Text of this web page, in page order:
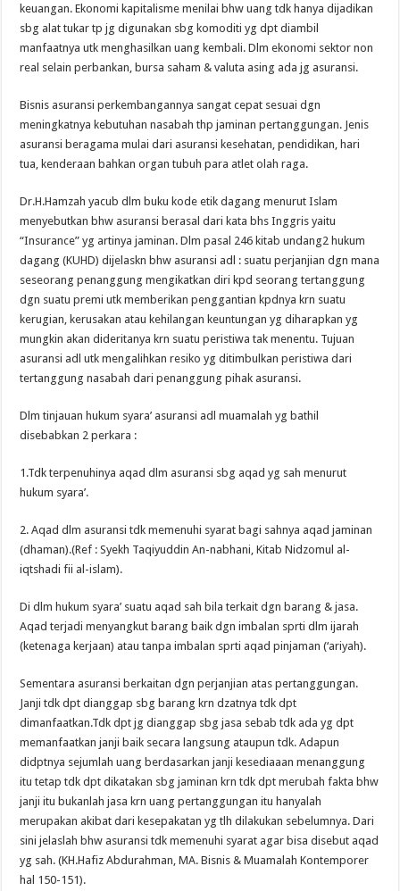
keuangan. Ekonomi kapitalisme menilai bhw uang tdk hanya dijadikan
sbg alat tukar tp jg digunakan sbg komoditi yg dpt diambil
manfaatnya utk menghasilkan uang kembali. Dlm ekonomi sektor non
real selain perbankan, bursa saham & valuta asing ada jg asuransi.
Bisnis asuransi perkembangannya sangat cepat sesuai dgn
meningkatnya kebutuhan nasabah thp jaminan pertanggungan. Jenis
asuransi beragama mulai dari asuransi kesehatan, pendidikan, hari
tua, kenderaan bahkan organ tubuh para atlet olah raga.
Dr.H.Hamzah yacub dlm buku kode etik dagang menurut Islam
menyebutkan bhw asuransi berasal dari kata bhs Inggris yaitu
“Insurance” yg artinya jaminan. Dlm pasal 246 kitab undang2 hukum
dagang (KUHD) dijelaskn bhw asuransi adl : suatu perjanjian dgn mana
seseorang penanggung mengikatkan diri kpd seorang tertanggung
dgn suatu premi utk memberikan penggantian kpdnya krn suatu
kerugian, kerusakan atau kehilangan keuntungan yg diharapkan yg
mungkin akan dideritanya krn suatu peristiwa tak menentu. Tujuan
asuransi adl utk mengalihkan resiko yg ditimbulkan peristiwa dari
tertanggung nasabah dari penanggung pihak asuransi.
Dlm tinjauan hukum syara’ asuransi adl muamalah yg bathil
disebabkan 2 perkara :
1.Tdk terpenuhinya aqad dlm asuransi sbg aqad yg sah menurut
hukum syara’.
2. Aqad dlm asuransi tdk memenuhi syarat bagi sahnya aqad jaminan
(dhaman).(Ref : Syekh Taqiyuddin An-nabhani, Kitab Nidzomul al-
iqtshadi fii al-islam).
Di dlm hukum syara’ suatu aqad sah bila terkait dgn barang & jasa.
Aqad terjadi menyangkut barang baik dgn imbalan sprti dlm ijarah
(ketenaga kerjaan) atau tanpa imbalan sprti aqad pinjaman (‘ariyah).
Sementara asuransi berkaitan dgn perjanjian atas pertanggungan.
Janji tdk dpt dianggap sbg barang krn dzatnya tdk dpt
dimanfaatkan.Tdk dpt jg dianggap sbg jasa sebab tdk ada yg dpt
memanfaatkan janji baik secara langsung ataupun tdk. Adapun
didptnya sejumlah uang berdasarkan janji kesediaaan menanggung
itu tetap tdk dpt dikatakan sbg jaminan krn tdk dpt merubah fakta bhw
janji itu bukanlah jasa krn uang pertanggungan itu hanyalah
merupakan akibat dari kesepakatan yg tlh dilakukan sebelumnya. Dari
sini jelaslah bhw asuransi tdk memenuhi syarat agar bisa disebut aqad
yg sah. (KH.Hafiz Abdurahman, MA. Bisnis & Muamalah Kontemporer
hal 150-151).